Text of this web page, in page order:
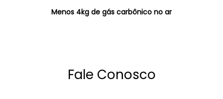
Menos 4kg de gás carbônico no ar
Fale Conosco